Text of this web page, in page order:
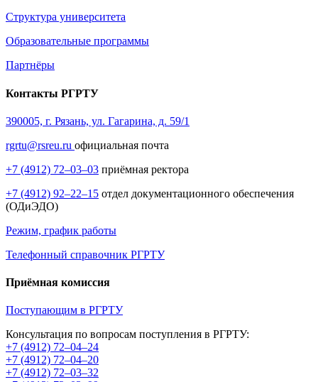
Структура университета
Образовательные программы
Партнёры
Контакты РГРТУ
390005, г. Рязань, ул. Гагарина, д. 59/1
rgrtu@rsreu.ru официальная почта
+7 (4912) 72–03–03 приёмная ректора
+7 (4912) 92–22–15 отдел документационного обеспечения
(ОДиЭДО)
Режим, график работы
Телефонный справочник РГРТУ
Приёмная комиссия
Поступающим в РГРТУ
Консультация по вопросам поступления в РГРТУ:
+7 (4912) 72–04–24
+7 (4912) 72–04–20
+7 (4912) 72–03–32